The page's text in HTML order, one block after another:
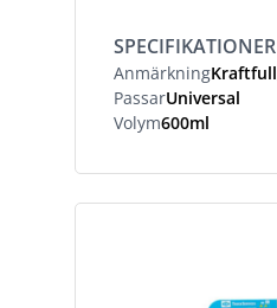
SPECIFIKATIONER
Anmärkning
PassarUniversal
Volym600ml